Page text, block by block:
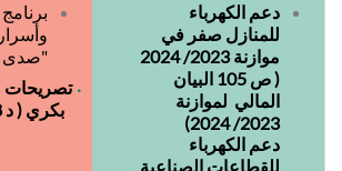
دعم الكهرباء
للمنازل صفر في
موازنة 2023/ 2024
( ص 105 البيان
المالي لموازنة
2023/ 2024)
دعم الكهرباء
للقطاعات الصناعية
"صدى
بكري ( د 18، د 23)